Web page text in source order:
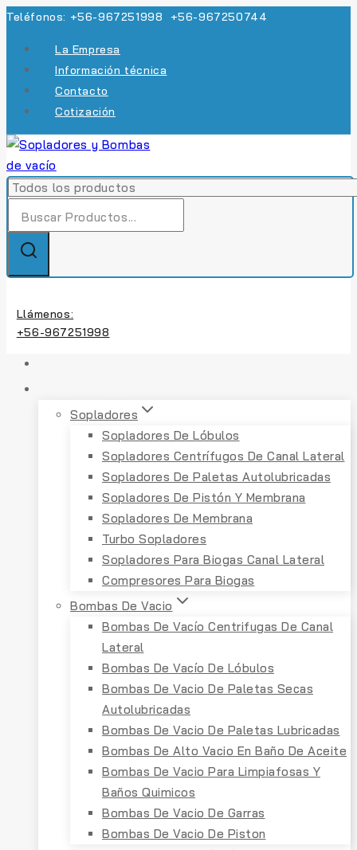
Skip
Teléfonos: +56-967251998 +56-967250744
La Empresa
Información técnica
Contacto
Cotización
de:
Llámenos:
+56-967251998
Sopladores
Sopladores De Lóbulos
Sopladores Centrífugos De Canal Lateral
Sopladores De Paletas Autolubricadas
Sopladores De Pistón Y Membrana
Sopladores De Membrana
Turbo Sopladores
Sopladores Para Biogas Canal Lateral
Compresores Para Biogas
Bombas De Vacio
Bombas De Vacío Centrifugas De Canal
Lateral
Bombas De Vacío De Lóbulos
Bombas De Vacio De Paletas Secas
Autolubricadas
Bombas De Vacio De Paletas Lubricadas
Bombas De Alto Vacio En Baño De Aceite
Bombas De Vacio Para Limpiafosas Y
Baños Quimicos
Bombas De Vacio De Garras
Bombas De Vacio De Piston